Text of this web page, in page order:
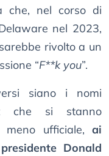
che, nel corso di
nel 2023,
rivolto a un
“F**k you”.
siano i nomi
che si stanno
ufficiale, ai
Donald